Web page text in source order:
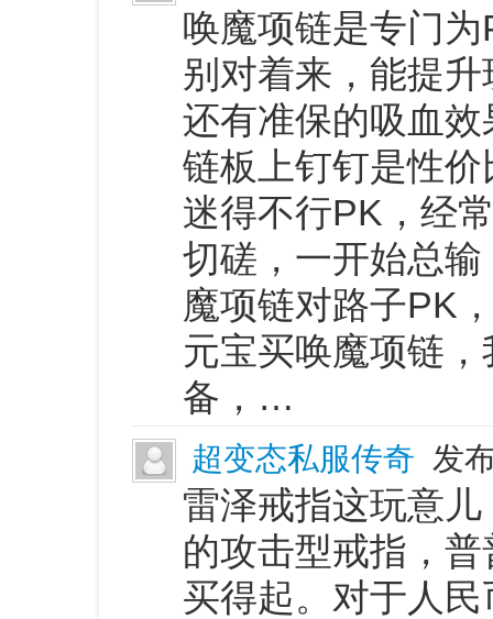
唤魔项链是专门
别对着来，能提
还有准保的吸血
链板上钉钉是性
迷得不行PK，经
切磋，一开始总
魔项链对路子PK
元宝买唤魔项链
备，…
超变态私服传奇 发
雷泽戒指这玩意
的攻击型戒指，
买得起。对于人